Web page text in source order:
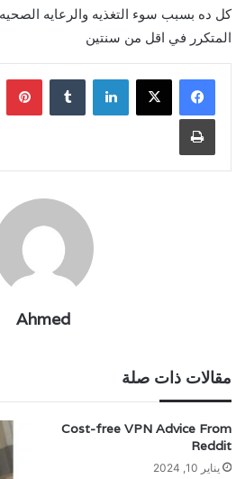
كل ده بسبب سوء التغذيه والرعايه الصحيه
المتكرر في اقل من سنتين
لينكدإن
طباعة
Ahmed
مقالات ذات صلة
Cost-free VPN Advice From
Reddit
يناير 10, 2024